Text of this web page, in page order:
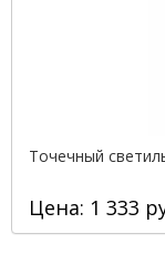
Точечный
Цена: 1 333